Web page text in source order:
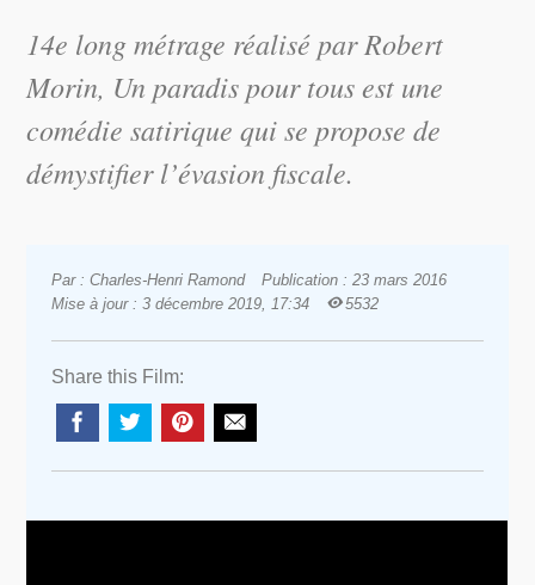
14e long métrage réalisé par Robert
Morin, Un paradis pour tousest une
comédie satirique qui se propose de
démystifier l’évasion fiscale.
Par : Charles-Henri Ramond
Publication : 23 mars 2016
Mise à jour : 3 décembre 2019, 17:34
5532
Share this Film: